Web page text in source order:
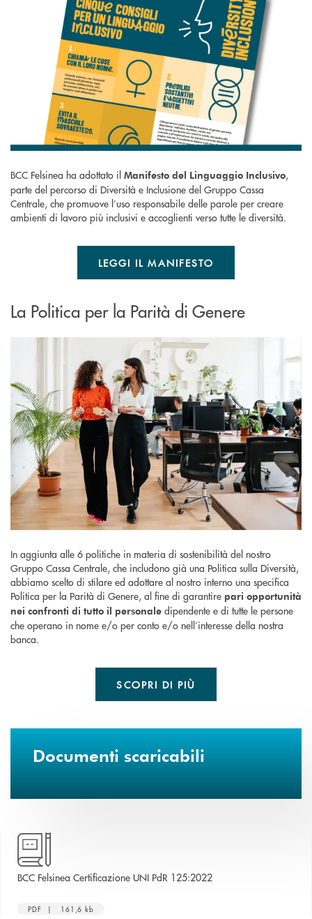
BCC Felsinea ha adottato il Manifesto del Linguaggio Inclusivo,
parte del percorso di Diversità e Inclusione del Gruppo Cassa
Centrale, che promuove l’uso responsabile delle parole per creare
ambienti di lavoro più inclusivi e accoglienti verso tutte le diversità.
LEGGI IL MANIFESTO
La Politica per la Parità di Genere
In aggiunta alle 6 politiche in materia di sostenibilità del nostro
Gruppo Cassa Centrale, che includono già una Politica sulla Diversità,
abbiamo scelto di stilare ed adottare al nostro interno una specifica
Politica per la Parità di Genere, al fine di garantire pari opportunità
nei confronti di tutto il personale dipendente e di tutte le persone
che operano in nome e/o per conto e/o nell’interesse della nostra
banca.
SCOPRI DI PIÙ
Documenti scaricabili
BCC Felsinea Certificazione UNI PdR 125:2022apre una nuova finestra
PDF | 161,6 kb